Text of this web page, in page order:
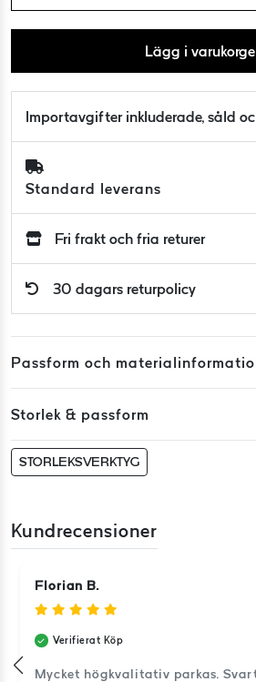
Lägg i
Importavgifter inkluderade, såld
Standard leverans
Fri frakt och fria returer
30 dagars returpolicy
Passform och
Storlek & passform
STORLEKSVERKTYG
Kundrecensioner
Florian B.
Verifierat Köp
Mycket högkvalitativ parkas.